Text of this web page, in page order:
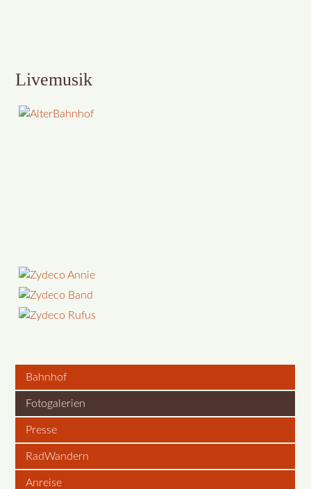
Livemusik
Bahnhof
Fotogalerien
Presse
RadWandern
Anreise